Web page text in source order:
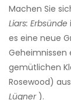
Machen Sie
Liars: Erbsünde
es eine neue
Geheimnissen
gemütlichen
Rosewood)
Lügner).